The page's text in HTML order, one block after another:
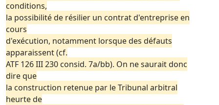
conditions,
la possibilité de résilier un contrat d'entreprise en
cours
d'exécution, notamment lorsque des défauts
apparaissent (cf.
ATF 126 III 230 consid. 7a/bb). On ne saurait donc
dire que
la construction retenue par le Tribunal arbitral
heurte de